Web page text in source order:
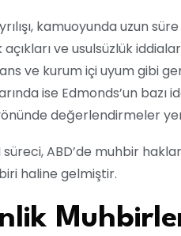
kamuoyunda uzun
ve usulsüzlük
ve kurum içi uyum gibi
ise Edmonds’un bazı
değerlendirmeler
ABD’de muhbir
haline gelmiştir.